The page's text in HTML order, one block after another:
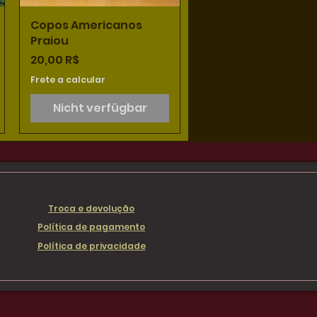
Schnellansicht
Copos Americanos
Praiou
Preis
20,00 R$
Frete a calcular
Nicht verfügbar
Troca e devolução
Política de pagamento
Política de privacidade